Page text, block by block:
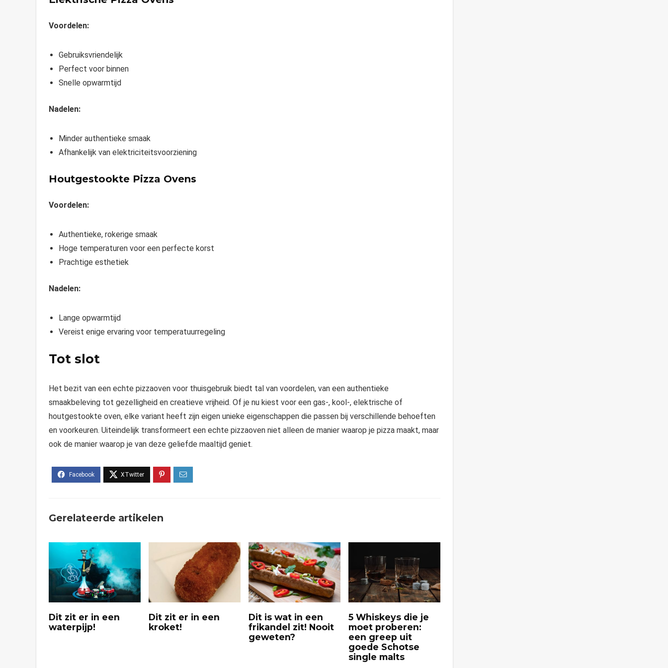
Voordelen:
Gebruiksvriendelijk
Perfect voor binnen
Snelle opwarmtijd
Nadelen:
Minder authentieke smaak
Afhankelijk van elektriciteitsvoorziening
Houtgestookte Pizza Ovens
Voordelen:
Authentieke, rokerige smaak
Hoge temperaturen voor een perfecte korst
Prachtige esthetiek
Nadelen:
Lange opwarmtijd
Vereist enige ervaring voor temperatuurregeling
Tot slot
Het bezit van een echte pizzaoven voor thuisgebruik biedt tal van voordelen, van een authentieke
smaakbeleving tot gezelligheid en creatieve vrijheid. Of je nu kiest voor een gas-, kool-, elektrische of
houtgestookte oven, elke variant heeft zijn eigen unieke eigenschappen die passen bij verschillende behoeften
en voorkeuren. Uiteindelijk transformeert een echte pizzaoven niet alleen de manier waarop je pizza maakt, maar
ook de manier waarop je van deze geliefde maaltijd geniet.
Gerelateerde artikelen
Dit zit er in een
waterpijp!
Dit zit er in een
kroket!
Dit is wat in een
frikandel zit! Nooit
geweten?
5 Whiskeys die je
moet proberen:
een greep uit
goede Schotse
single malts